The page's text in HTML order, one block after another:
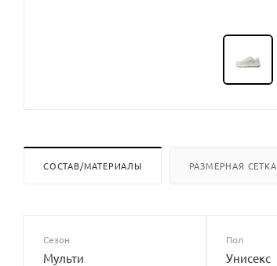
СОСТАВ/МАТЕРИАЛЫ РАЗМЕРНАЯ СЕТКА
Сезон
Мульти
Пол
Унисекс